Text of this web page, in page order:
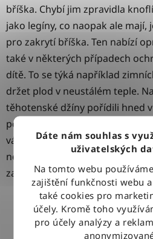
Dáte nám souhlas s
uživatelských
Na tomto webu
zajištění funkčnosti webu
také cookies pro
účely. Kromě toho
pro účely analýzy a
bříška. Chybí jim zpravidla
jako legíny, co naopak ale mají,
pro zakrytí bříška. Ten nabízí
také v některých případech
dítě. To se týká například
držet plod v neustálém teple.
těhotenské džíny pořídili hned
postavy a nosili je celou dobu.
vám přizpůsobí během
nejlépe budou změny vnímat
začátku a postupně.